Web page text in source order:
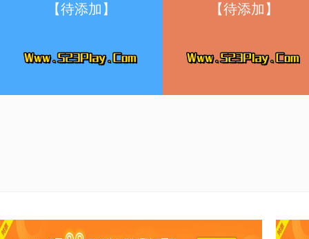
【待添加】 【待添加】